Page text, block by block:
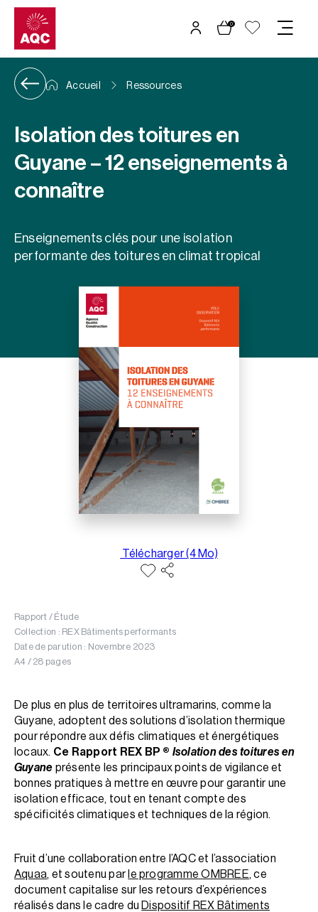
Panneau de gestion des cookies
0
Accueil Ressources
Isolation des toitures en
Guyane – 12 enseignements à
connaître
Enseignements clés pour une isolation
performante des toitures en climat tropical
Télécharger (4 Mo)
Rapport / Étude
Collection : REX Bâtiments performants
Date de parution : Novembre 2023
A4 / 28 pages
De plus en plus de territoires ultramarins, comme la
Guyane, adoptent des solutions d’isolation thermique
pour répondre aux défis climatiques et énergétiques
locaux. Ce Rapport REX BP ® Isolation des toitures en
Guyane présente les principaux points de vigilance et
bonnes pratiques à mettre en œuvre pour garantir une
isolation efficace, tout en tenant compte des
spécificités climatiques et techniques de la région.
Fruit d’une collaboration entre l’AQC et l’association
Aquaa, et soutenu par le programme OMBREE, ce
document capitalise sur les retours d’expériences
réalisés dans le cadre du Dispositif REX Bâtiments